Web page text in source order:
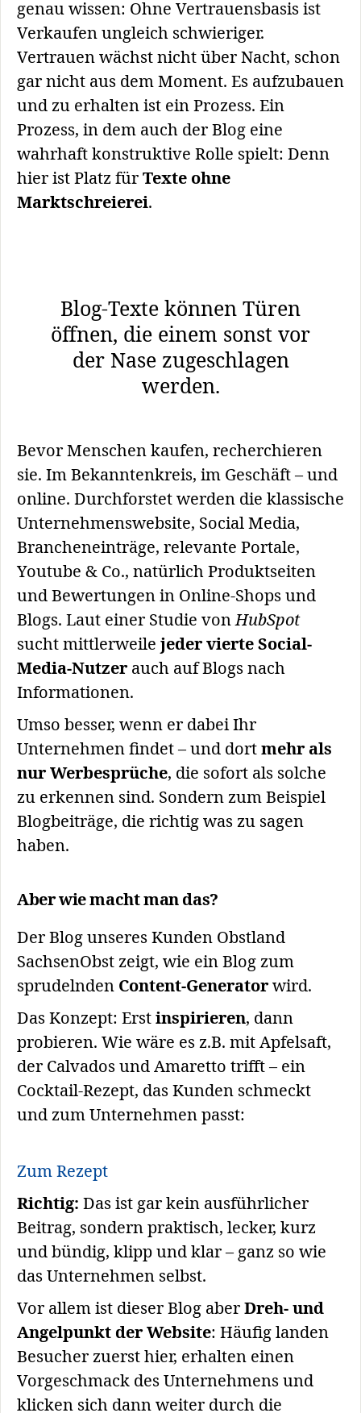
genau wissen: Ohne Vertrauensbasis ist
Verkaufen ungleich schwieriger.
Vertrauen wächst nicht über Nacht, schon
gar nicht aus dem Moment. Es aufzubauen
und zu erhalten ist ein Prozess. Ein
Prozess, in dem auch der Blog eine
wahrhaft konstruktive Rolle spielt: Denn
hier ist Platz fürTexte ohne
Marktschreierei.
Blog-Texte können Türen
öffnen, die einem sonst vor
der Nase zugeschlagen
werden.
Bevor Menschen kaufen, recherchieren
sie. Im Bekanntenkreis, im Geschäft – und
online. Durchforstet werden die klassische
Unternehmenswebsite, Social Media,
Brancheneinträge, relevante Portale,
Youtube & Co., natürlich Produktseiten
und Bewertungen in Online-Shops und
Blogs. Laut einer Studie vonHubSpot
sucht mittlerweile jeder vierte Social-
Media-Nutzerauch auf Blogs nach
Informationen.
Umso besser, wenn er dabei Ihr
Unternehmen findet – und dortmehr als
nur Werbesprüche, die sofort als solche
zu erkennen sind. Sondern zum Beispiel
Blogbeiträge, die richtig was zu sagen
haben.
Aber wie macht man das?
Der Blog unseres Kunden Obstland
SachsenObst zeigt, wie ein Blog zum
sprudelnden Content-Generatorwird.
Das Konzept: Erstinspirieren, dann
probieren. Wie wäre es z.B. mit Apfelsaft,
der Calvados und Amaretto trifft – ein
Cocktail-Rezept, das Kunden schmeckt
und zum Unternehmen passt:
Zum Rezept
Richtig: Das ist gar kein ausführlicher
Beitrag, sondern praktisch, lecker, kurz
und bündig, klipp und klar – ganz so wie
das Unternehmen selbst.
Vor allem ist dieser Blog aberDreh- und
Angelpunkt der Website: Häufig landen
Besucher zuerst hier, erhalten einen
Vorgeschmack des Unternehmens und
klicken sich dann weiter durch die